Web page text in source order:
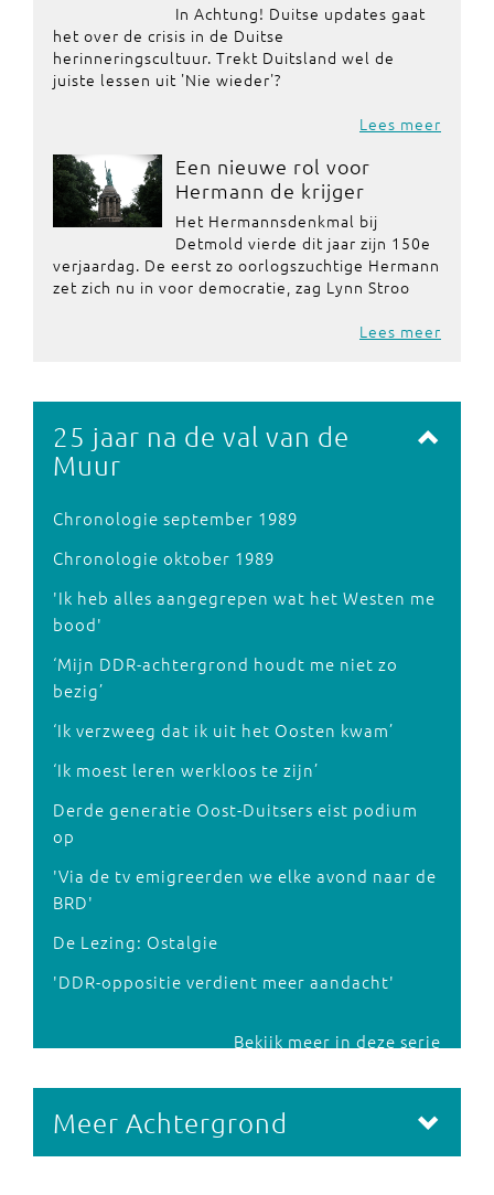
In Achtung! Duitse updates gaat
het over de crisis in de Duitse
herinneringscultuur. Trekt Duitsland wel de
juiste lessen uit 'Nie wieder'?
Lees meer
Een nieuwe rol voor
Hermann de krijger
Het Hermannsdenkmal bij
Detmold vierde dit jaar zijn 150e
verjaardag. De eerst zo oorlogszuchtige Hermann
zet zich nu in voor democratie, zag Lynn Stroo
Lees meer
25 jaar na de val van de
Muur
Chronologie september 1989
Chronologie oktober 1989
'Ik heb alles aangegrepen wat het Westen me
bood'
‘Mijn DDR-achtergrond houdt me niet zo
bezig’
‘Ik verzweeg dat ik uit het Oosten kwam’
‘Ik moest leren werkloos te zijn’
Derde generatie Oost-Duitsers eist podium
op
'Via de tv emigreerden we elke avond naar de
BRD'
De Lezing: Ostalgie
'DDR-oppositie verdient meer aandacht'
Bekijk meer in deze serie
Meer Achtergrond